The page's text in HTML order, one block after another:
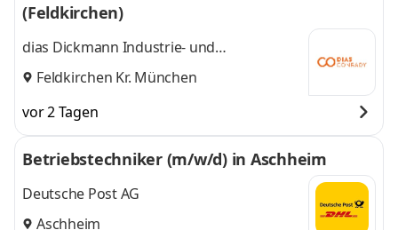
(Feldkirchen)
dias Dickmann Industrie- und
Anlagenservice GmbH
Feldkirchen Kr. München
vor 2 Tagen
Betriebstechniker (m/w/d) in Aschheim
Deutsche Post AG
Aschheim